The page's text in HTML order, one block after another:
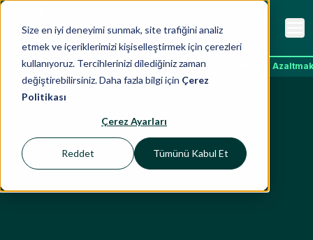
Size en iyi deneyimi sunmak, site trafiğini analiz
etmek ve içeriklerimizi kişiselleştirmek için çerezleri
kullanıyoruz. Tercihlerinizi dilediğiniz zaman
değiştirebilirsiniz. Daha fazla bilgi için Çerez
Politikası
Çerez Ayarları
Tümünü Kabul Et
Reddet
Ana Sayfa İçgörüler Blog Su Ayak İzini